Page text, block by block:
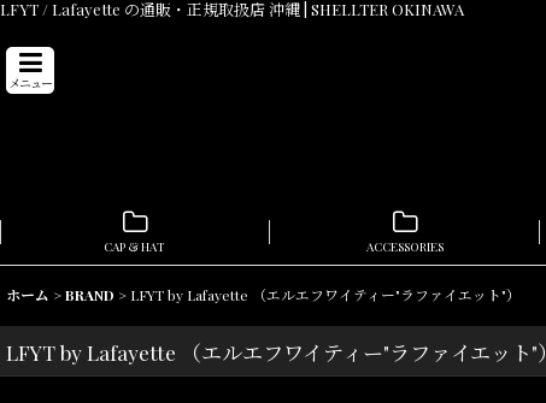
LFYT / Lafayette の通販・正規取扱店 沖縄 | SHELLTER OKINAWA
メニュー
CAP & HAT ACCESSORIES
ホーム >BRAND > LFYT by Lafayette （エルエフワイティー"ラファイエット"）
LFYT by Lafayette （エルエフワイティー"ラファイエット"）